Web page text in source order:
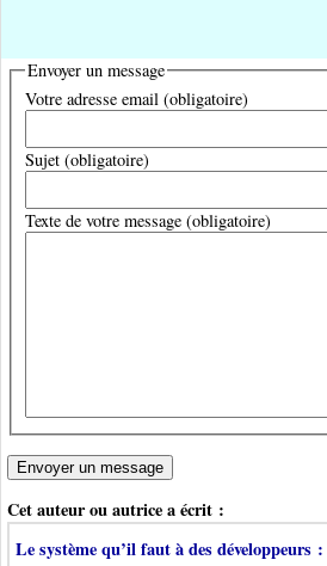
Envoyer un message
Votre adresse email (obligatoire)
Sujet (obligatoire)
Texte de votre message (obligatoire)
Cet auteur ou autrice a écrit :
Le système qu’il faut à des